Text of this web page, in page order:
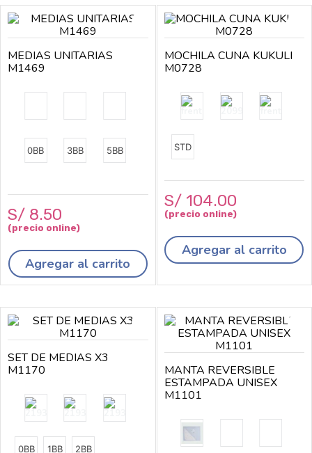
0BB 3BB 5BB
MEDIAS UNITARIAS
M1469
S/ 8.50
Agregar al carrito
STD
MOCHILA CUNA KUKULI
M0728
S/ 104.00
Agregar al carrito
0BB 1BB 2BB
SET DE MEDIAS X3
M1170
MANTA REVERSIBLE
ESTAMPADA UNISEX
M1101